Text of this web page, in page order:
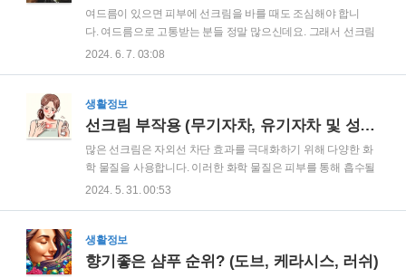
상시키는 주요 요인으로, 자외선의 파장은 크게 A, B, C로 나뉩
니다. 자외선A(UVA)는 피부 깊숙이 침투하여 진피층의 콜라겐
세포를 파괴하고, 이는 노화를 촉진시켜 검버섯, 기미, 주근깨
등의 색소 침착을 유발합니다. 자외선B..
여드름이 있으면 피부에 선크림을 바를 때도 조심해야 합니
다. 여드름으로 고통받는 분들 정말 많으신데요. 그래서 선크림
을 바르는 것에도 조심스러운 분들이 많습니다. 그래도 여드름
적절한 선크림 사용은 여드름 관리에 매우 중요합니다. 여드름
과 자외선자외선(UV)은 피부에 여러 가지 영향을 미칩니다. 특
피지 분비를 증가시키고 염증을 유발할 수 있습니다. 이런 것들
은 여드름 피부를 더욱 악화시킬 수 있습니다. 따라서 자외선 차
단제, 즉 선크림을 사용하여 피부를 보호하는 것은 매우 중요합
니다. 여드름 피부에 적합한 선크림 선택여..
2024. 6. 7. 03:08
생활정보
선크림 부작용 (무기자차, 유기자차 및 성분 분석)
많은 선크림은 자외선 차단 효과를 극대화하기 위해 다양한 화
학 물질을 사용합니다. 이러한 화학 물질은 피부를 통해 흡수될
수 있으며, 혈류로 들어가면 잠재적으로 건강에 문제를 일으킬
은 장기적인 건강 문제를 유발할 수 있으므로, 자외선 차단제를
선택할 때 이러한 성분의 유해성을 고려하는 것이 중요합니
2024. 5. 31. 00:53
생활정보
향기좋은 샴푸 순위? (도브, 케라시스, 러쉬)